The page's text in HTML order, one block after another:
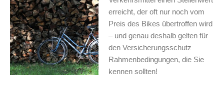
erreicht, der oft nur noch vom
Preis des Bikes übertroffen wird
– und genau deshalb gelten für
den Versicherungsschutz
Rahmenbedingungen, die Sie
kennen sollten!